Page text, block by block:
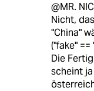
@MR.
Nicht,
"China"
("fake"
Die
scheint